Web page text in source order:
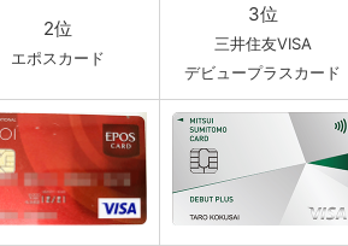
2位
エポスカード
3位
三井住友VISA
デビュープラスカード